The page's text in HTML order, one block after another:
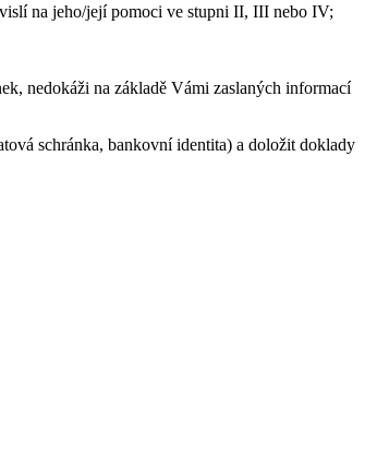
na jeho/její pomoci ve stupni II, III nebo IV;
nedokáži na základě Vámi zaslaných informací
schránka, bankovní identita) a doložit doklady